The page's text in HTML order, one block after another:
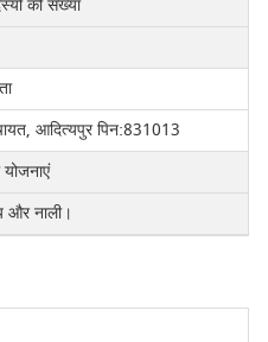
की संख्या
आदित्यपुर पिन:831013
और नाली।